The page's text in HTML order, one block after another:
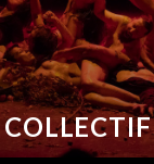
COLLECTIF